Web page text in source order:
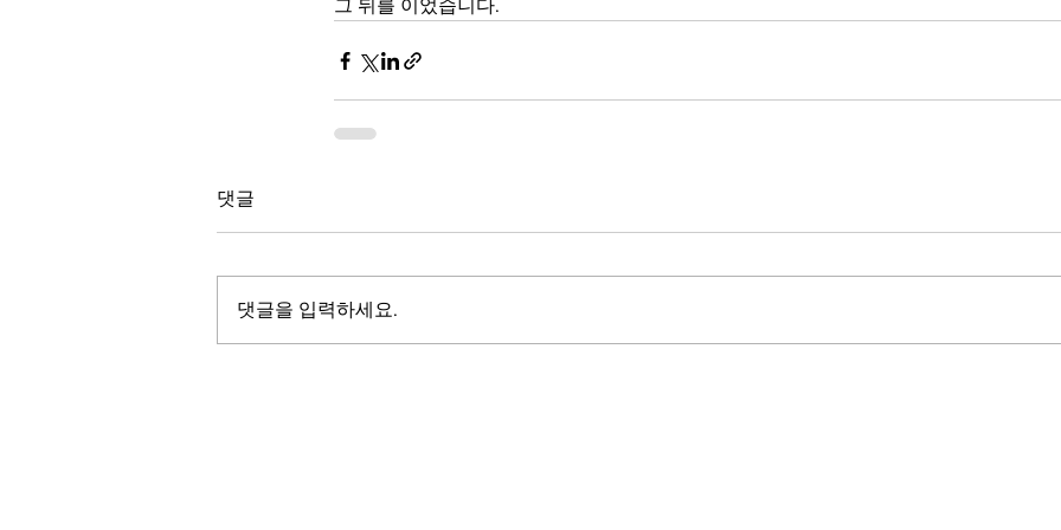
그 뒤를 이었습니다.
댓글
댓글을 입력하세요.